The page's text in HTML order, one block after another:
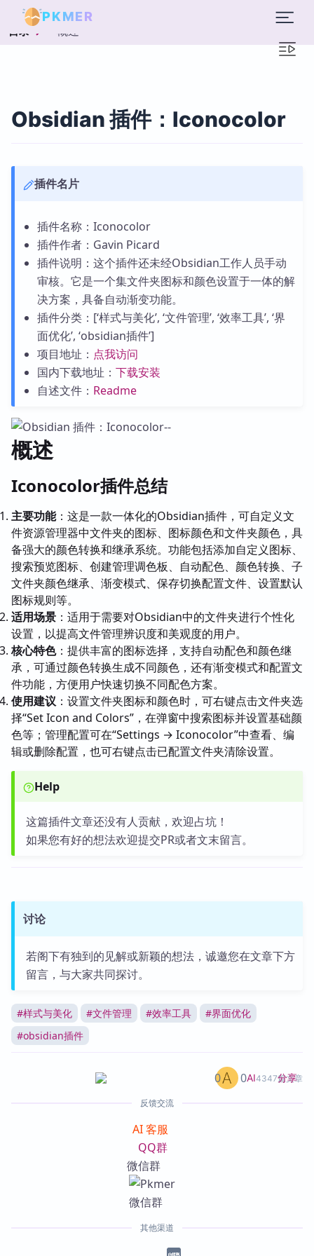
PKMER
目录 概述
Obsidian 插件：Iconocolor
插件名片
插件名称：Iconocolor
插件作者：Gavin Picard
插件说明：这个插件还未经Obsidian工作人员手动
审核。它是一个集文件夹图标和颜色设置于一体的解
决方案，具备自动渐变功能。
插件分类：[‘样式与美化’, ‘文件管理’, ‘效率工具’, ‘界
面优化’, ‘obsidian插件’]
项目地址： 点我访问
国内下载地址： 下载安装
自述文件： Readme
概述
Iconocolor插件总结
主要功能：这是一款一体化的Obsidian插件，可自定义文
件资源管理器中文件夹的图标、图标颜色和文件夹颜色，具
备强大的颜色转换和继承系统。功能包括添加自定义图标、
搜索预览图标、创建管理调色板、自动配色、颜色转换、子
文件夹颜色继承、渐变模式、保存切换配置文件、设置默认
图标规则等。
适用场景 ：适用于需要对Obsidian中的文件夹进行个性化
设置，以提高文件管理辨识度和美观度的用户。
核心特色：提供丰富的图标选择，支持自动配色和颜色继
承，可通过颜色转换生成不同颜色，还有渐变模式和配置文
件功能，方便用户快速切换不同配色方案。
使用建议 ：设置文件夹图标和颜色时，可右键点击文件夹选
择“Set Icon and Colors”，在弹窗中搜索图标并设置基础颜
色等；管理配置可在“Settings → Iconocolor”中查看、编
辑或删除配置，也可右键点击已配置文件夹清除设置。
Help
这篇插件文章还没有人贡献，欢迎占坑！
如果您有好的想法欢迎提交PR或者文末留言。
讨论
若阁下有独到的见解或新颖的想法，诚邀您在文章下方
留言，与大家共同探讨。
#样式与美化 #文件管理 #效率工具 #界面优化
#obsidian插件
AI4347篇文章
0 0 分享
反馈交流
AI 客服
QQ群
微信群
其他渠道